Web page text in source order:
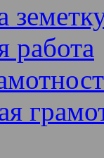
работа